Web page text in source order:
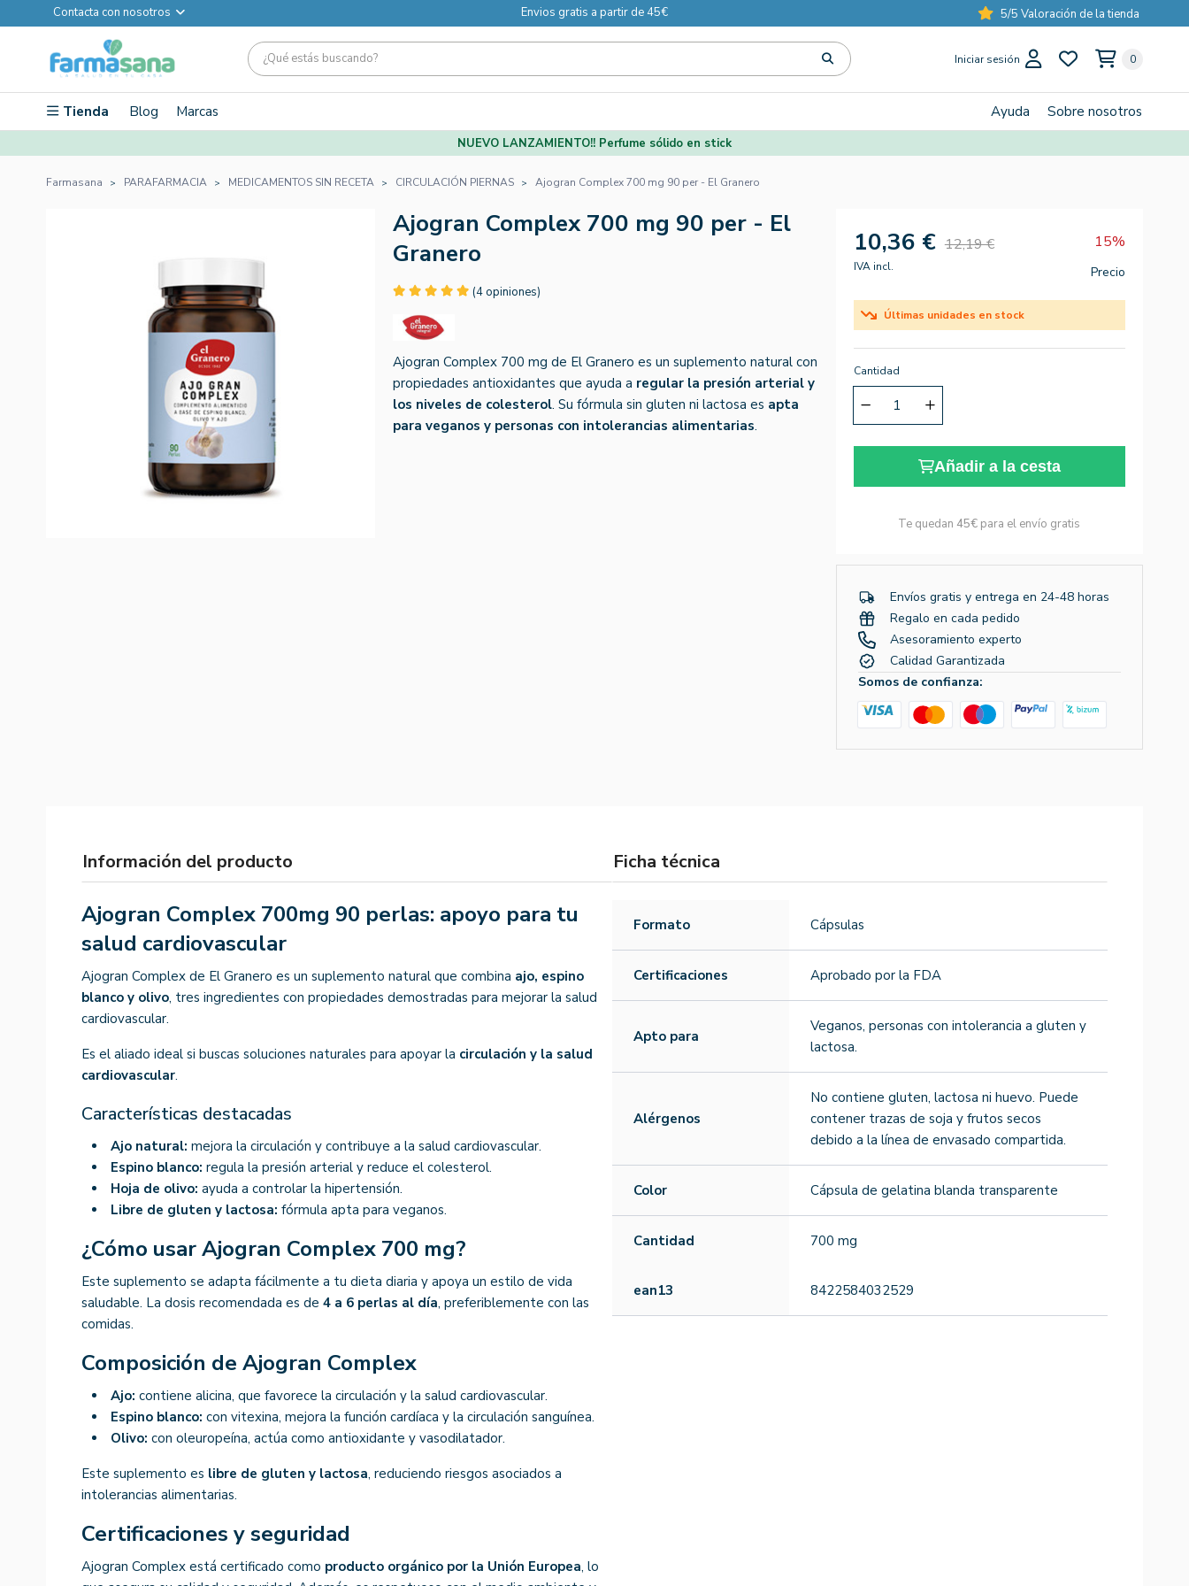
Contacta con nosotros Envios gratis a partir de 45€ 5/5 Valoración de la tienda
Iniciar sesión 0
Tienda Blog Marcas Ayuda Sobre nosotros
NUEVO LANZAMIENTO!! Perfume sólido en stick
Farmasana PARAFARMACIA MEDICAMENTOS SIN RECETA CIRCULACIÓN PIERNAS Ajogran Complex 700 mg 90 per - El Granero
Ajogran Complex 700 mg 90 per - El
Granero
(4 opiniones)
Ajogran Complex 700 mg de El Granero es un suplemento natural con
propiedades antioxidantes que ayuda a regular la presión arterial y
los niveles de colesterol. Su fórmula sin gluten ni lactosa es apta
para veganos y personas con intolerancias alimentarias.
10,36 € 12,19 € 15%
IVA incl. Precio
Últimas unidades en stock
Cantidad
Añadir a la cesta
Te quedan 45€ para el envío gratis
Envíos gratis y entrega en 24-48 horas
Regalo en cada pedido
Asesoramiento experto
Calidad Garantizada
Somos de confianza:
Información del producto
Ajogran Complex 700mg 90 perlas: apoyo para tu
salud cardiovascular
Ajogran Complex de El Granero es un suplemento natural que combina ajo, espino
blanco y olivo, tres ingredientes con propiedades demostradas para mejorar la salud
cardiovascular.
Es el aliado ideal si buscas soluciones naturales para apoyar la circulación y la salud
cardiovascular.
Características destacadas
Ajo natural: mejora la circulación y contribuye a la salud cardiovascular.
Espino blanco: regula la presión arterial y reduce el colesterol.
Hoja de olivo: ayuda a controlar la hipertensión.
Libre de gluten y lactosa: fórmula apta para veganos.
¿Cómo usar Ajogran Complex 700 mg?
Este suplemento se adapta fácilmente a tu dieta diaria y apoya un estilo de vida
saludable. La dosis recomendada es de 4 a 6 perlas al día, preferiblemente con las
comidas.
Composición de Ajogran Complex
Ajo: contiene alicina, que favorece la circulación y la salud cardiovascular.
Espino blanco: con vitexina, mejora la función cardíaca y la circulación sanguínea.
Olivo: con oleuropeína, actúa como antioxidante y vasodilatador.
Este suplemento es libre de gluten y lactosa, reduciendo riesgos asociados a
intolerancias alimentarias.
Certificaciones y seguridad
Ajogran Complex está certificado como producto orgánico por la Unión Europea, lo
Ficha técnica
Formato Cápsulas
Certificaciones Aprobado por la FDA
Apto para
Veganos, personas con intolerancia a gluten y
lactosa.
Alérgenos
No contiene gluten, lactosa ni huevo. Puede
contener trazas de soja y frutos secos
debido a la línea de envasado compartida.
Color Cápsula de gelatina blanda transparente
Cantidad 700 mg
ean13 8422584032529